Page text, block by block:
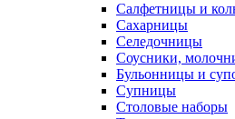
Салфетницы и
Сахарницы
Селедочницы
Соусники,
Бульонницы и
Супницы
Столовые наборы